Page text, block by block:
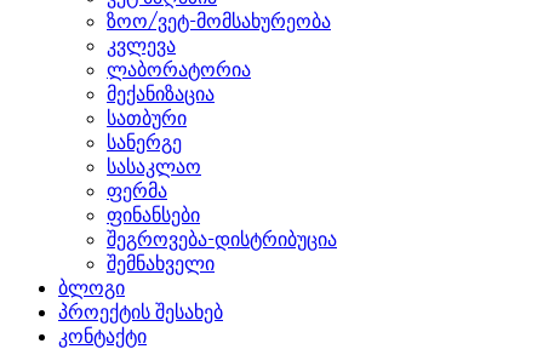
ზოო/ვეტ-მომსახურეობა
კვლევა
ლაბორატორია
მექანიზაცია
სათბური
სანერგე
სასაკლაო
ფერმა
ფინანსები
შეგროვება-დისტრიბუცია
შემნახველი
ბლოგი
პროექტის შესახებ
კონტაქტი